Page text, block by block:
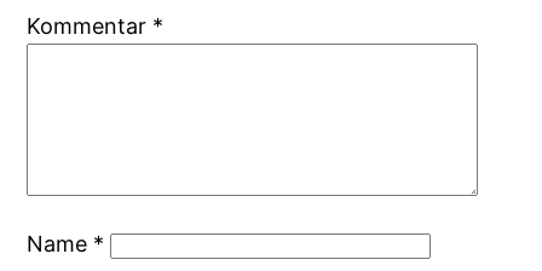
Kommentar *
Name *